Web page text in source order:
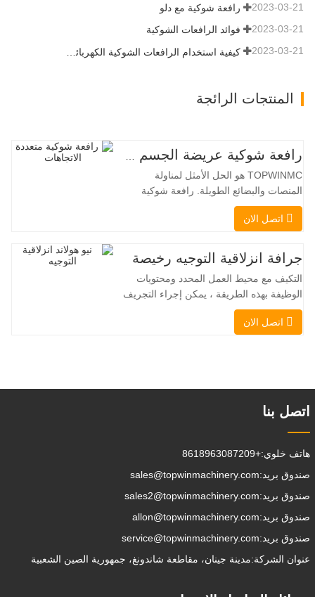
رافعة شوكية مع دلو 2023-03-21
فوائد الرافعات الشوكية 2023-03-21
2023-03-21
المنتجات الرائجة
TOPWINMC هو الحل الأمثل لمناولة
المنصات والبضائع الطويلة. رافعة شوكية
ثنائية الاستخدام، تجمع بين مزايا الرافعة
الشوكية والرافعة الجانبية. محركها الكهربائي
بزاوية 360 درجة، يُمكّنان من تغيير الاتجاه
بسلاسة دون انقطاع في تدفق الحمولة، مما
يجعل TOPWINMC
اتصل الان
جرافة انزلاقية التوجيه رخيصة
التكيف مع محيط العمل المحدد ومحتويات
الوظيفة بهذه الطريقة ، يمكن إجراء التجريف
، التراص ، الرفع ، الحفر ، الحفر ، السحق ،
الإمساك ، الدفع ، تخفيف التربة ، الخنادق
التي تختار القيام بها.يمكن
اتصل الان
اتصل بنا
هاتف خلوي:+8618963087209
صندوق بريد:sales@topwinmachinery.com
صندوق بريد:sales2@topwinmachinery.com
صندوق بريد:allon@topwinmachinery.com
صندوق بريد:service@topwinmachinery.com
عنوان الشركة:مدينة جينان، مقاطعة شاندونغ، جمهورية الصين الشعبية